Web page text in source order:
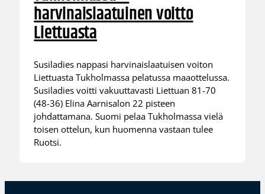
harvinaislaatuinen voitto
Liettuasta
Susiladies nappasi harvinaislaatuisen voiton
Liettuasta Tukholmassa pelatussa maaottelussa.
Susiladies voitti vakuuttavasti Liettuan 81-70
(48-36) Elina Aarnisalon 22 pisteen
johdattamana. Suomi pelaa Tukholmassa vielä
toisen ottelun, kun huomenna vastaan tulee
Ruotsi.